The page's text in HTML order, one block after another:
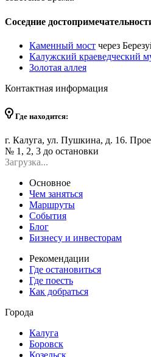
Соседние
Каменный мост через
Калужский краеведческий
Золотая аллея
Контактная информация
Где находится:
г. Калуга, ул. Пушкина, д. 16.
№ 1, 2, 3 до остановки
Загрузка...
Основное
Чем заняться
Маршруты
События
Блог
Бизнесу и инвесторам
Рекомендации
Где остановиться
Где поесть
Как добраться
Города
Калуга
Боровск